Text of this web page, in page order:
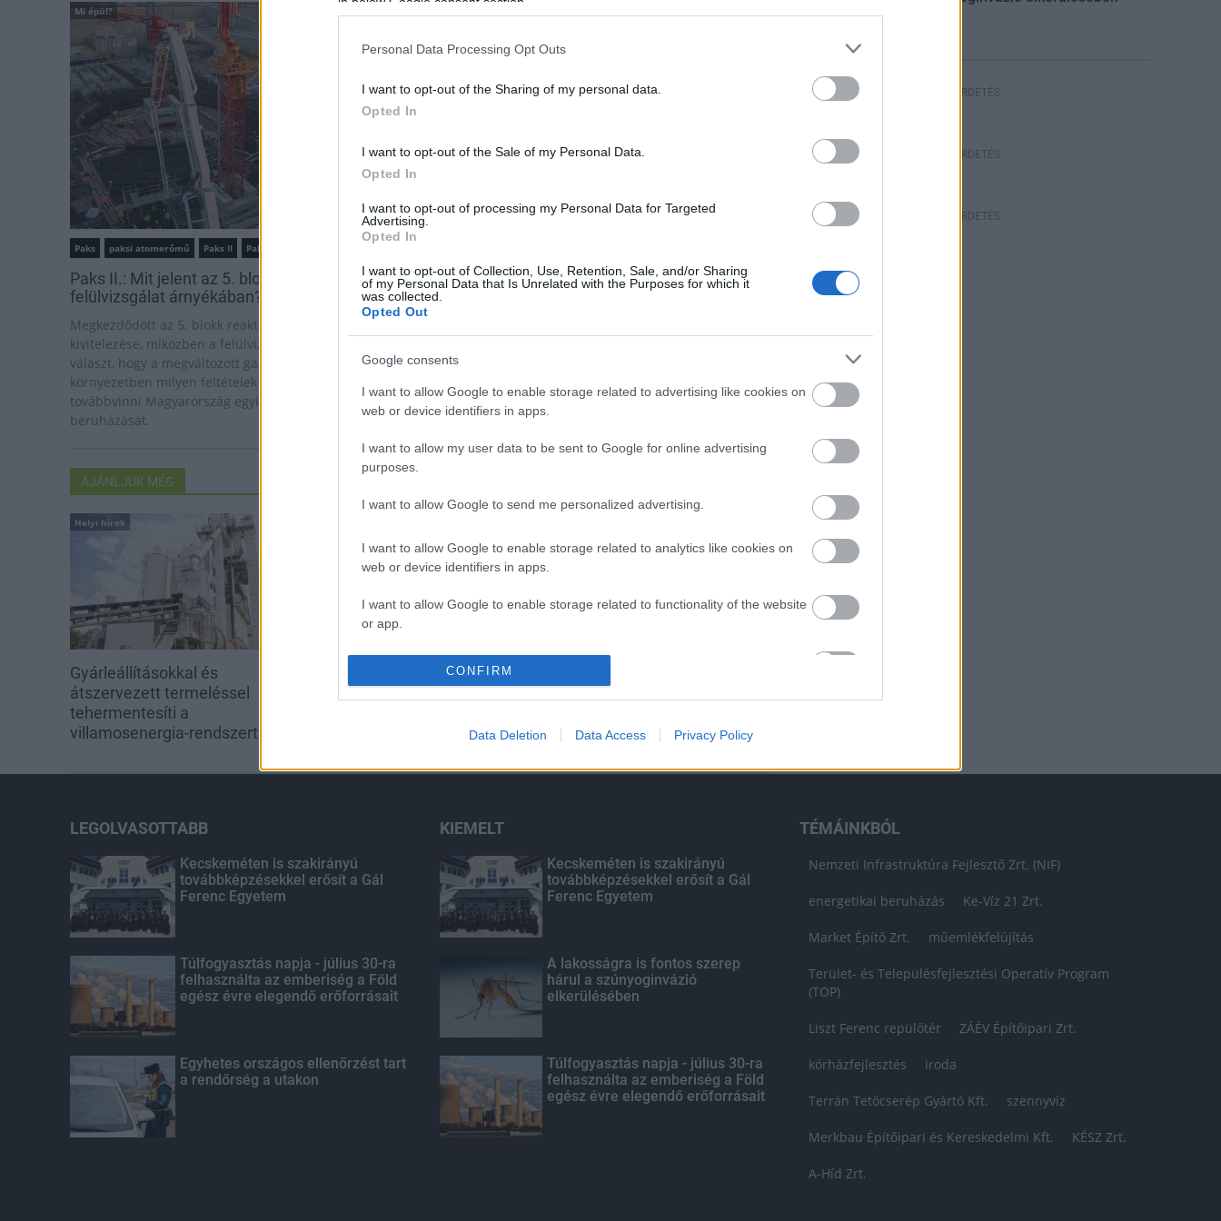
Personal Data Processing Opt Outs
I want to opt-out of the Sharing of my personal data.
Opted In
I want to opt-out of the Sale of my Personal Data.
Opted In
I want to opt-out of processing my Personal Data for Targeted
Advertising.
Opted In
I want to opt-out of Collection, Use, Retention, Sale, and/or Sharing
of my Personal Data that Is Unrelated with the Purposes for which it
was collected.
Opted Out
Google consents
I want to allow Google to enable storage related to advertising like cookies on
web or device identifiers in apps.
I want to allow my user data to be sent to Google for online advertising
purposes.
I want to allow Google to send me personalized advertising.
I want to allow Google to enable storage related to analytics like cookies on
web or device identifiers in apps.
I want to allow Google to enable storage related to functionality of the website
or app.
I want to allow Google to enable storage related to personalization.
I want to allow Google to enable storage related to security, including
CONFIRM
Data Deletion Data Access Privacy Policy
Mi épül?
Paks paksi atomerőmű Paks II Paks II. Atomerőmű Zrt.
Paks II.: Mit jelent az 5. blokk új mérföldköve a
felülvizsgálat árnyékában?
Megkezdődött az 5. blokk reaktorépületének alaplemez-
kivitelezése, miközben a felülvizsgálat arra keresi a
választ, hogy a megváltozott gazdasági és geopolitikai
környezetben milyen feltételek mellett érdemes
továbbvinni Magyarország egyik legnagyobb
beruházását.
és közműhálózatának fejlesztése
Épített öröksége megújításával is
Spanyolország és Franciaország
AJÁNLJUK MÉG
Helyi hírek
Gyárleállításokkal és
átszervezett termeléssel
tehermentesíti a
villamosenergia-rendszert a
M1: a hőségben is folytatódik a
160-180 fokos aszfalt terítése
szerződés érvényes, a
mielőbbi állami döntések
HIRDETÉS
HIRDETÉS
HIRDETÉS
LEGOLVASOTTABB
Kecskeméten is szakirányú
továbbképzésekkel erősít a Gál
Ferenc Egyetem
Túlfogyasztás napja - július 30-ra
felhasználta az emberiség a Föld
egész évre elegendő erőforrásait
Egyhetes országos ellenőrzést tart
a rendőrség a utakon
KIEMELT
Kecskeméten is szakirányú
továbbképzésekkel erősít a Gál
Ferenc Egyetem
A lakosságra is fontos szerep
hárul a szúnyoginvázió
elkerülésében
Túlfogyasztás napja - július 30-ra
felhasználta az emberiség a Föld
egész évre elegendő erőforrásait
TÉMÁINKBÓL
Nemzeti Infrastruktúra Fejlesztő Zrt. (NIF)
energetikai beruházás Ke-Víz 21 Zrt.
Market Építő Zrt. műemlékfelújítás
Terület- és Településfejlesztési Operatív Program
(TOP)
Liszt Ferenc repülőtér ZÁÉV Építőipari Zrt.
kórházfejlesztés iroda
Terrán Tetőcserép Gyártó Kft. szennyvíz
Merkbau Építőipari és Kereskedelmi Kft. KÉSZ Zrt.
A-Híd Zrt.